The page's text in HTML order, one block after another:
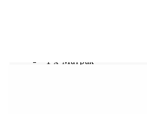
1 x Матрак